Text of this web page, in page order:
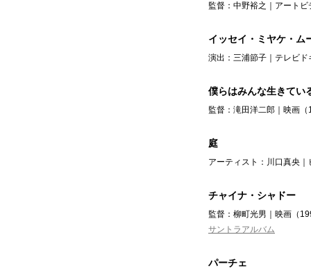
監督：中野裕之｜アート
イッセイ・ミヤケ・ム
演出：三浦節子｜テレビ
僕らはみんな生きてい
監督：滝田洋二郎｜映画
庭
アーティスト：川口真央
チャイナ・シャドー
監督：柳町光男｜映画（
サントラアルバム
パーチェ